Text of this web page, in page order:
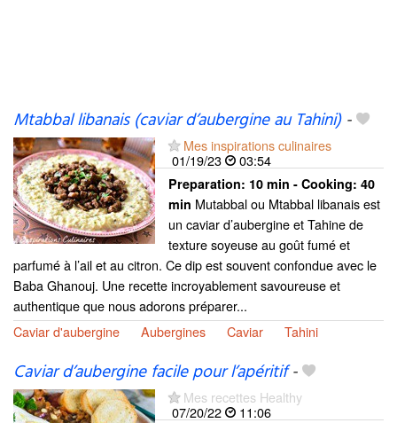
Mtabbal libanais (caviar d’aubergine au Tahini)-
Mes inspirations culinaires
01/19/23
03:54
Preparation: 10 min - Cooking: 40
min Mutabbal ou Mtabbal libanais est
un caviar d’aubergine et Tahine de
texture soyeuse au goût fumé et
parfumé à l’ail et au citron. Ce dip est souvent confondue avec le
Baba Ghanouj. Une recette incroyablement savoureuse et
authentique que nous adorons préparer...
Caviar d'aubergine
Aubergines Caviar Tahini
Caviar d’aubergine facile pour l’apéritif-
Mes recettes Healthy
07/20/22
11:06